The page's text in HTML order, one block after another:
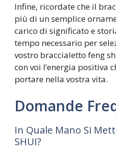
Infine, ricordate che il
più di un semplice
carico di significato e
tempo necessario per
vostro braccialetto feng
con voi l’energia positiva
portare nella vostra vita.
Domande
In Quale Mano Si
SHUI?